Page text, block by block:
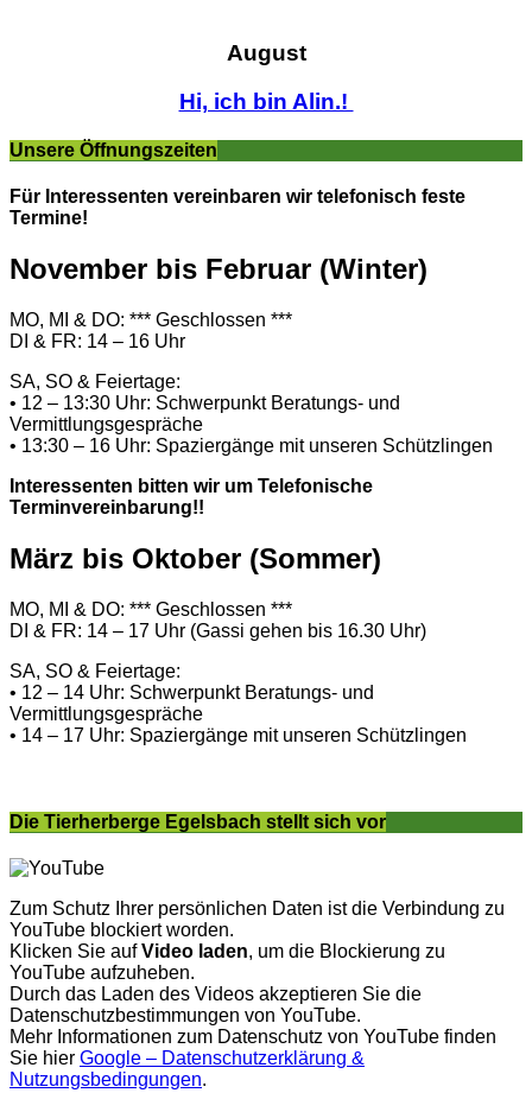
August
Hi, ich bin Alin.!
Unsere Öffnungszeiten
Für Interessenten vereinbaren wir telefonisch feste
Termine!
November bis Februar (Winter)
MO, MI & DO: *** Geschlossen ***
DI & FR: 14 – 16 Uhr
SA, SO & Feiertage:
• 12 – 13:30 Uhr: Schwerpunkt Beratungs- und
Vermittlungsgespräche
• 13:30 – 16 Uhr: Spaziergänge mit unseren Schützlingen
Interessenten bitten wir um Telefonische
Terminvereinbarung!!
März bis Oktober (Sommer)
MO, MI & DO: *** Geschlossen ***
DI & FR: 14 – 17 Uhr (Gassi gehen bis 16.30 Uhr)
SA, SO & Feiertage:
• 12 – 14 Uhr: Schwerpunkt Beratungs- und
Vermittlungsgespräche
• 14 – 17 Uhr: Spaziergänge mit unseren Schützlingen
Die Tierherberge Egelsbach stellt sich vor
Zum Schutz Ihrer persönlichen Daten ist die Verbindung zu
YouTube blockiert worden.
Klicken Sie aufVideo laden, um die Blockierung zu
YouTube aufzuheben.
Durch das Laden des Videos akzeptieren Sie die
Datenschutzbestimmungen von YouTube.
Mehr Informationen zum Datenschutz von YouTube finden
Sie hier Google – Datenschutzerklärung &
Nutzungsbedingungen.